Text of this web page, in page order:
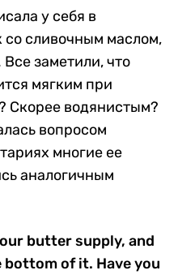
у себя в
со сливочным маслом,
заметили, что
мягким при
Скорее водянистым?
вопросом
многие ее
аналогичным
butter supply, and
bottom of it. Have you